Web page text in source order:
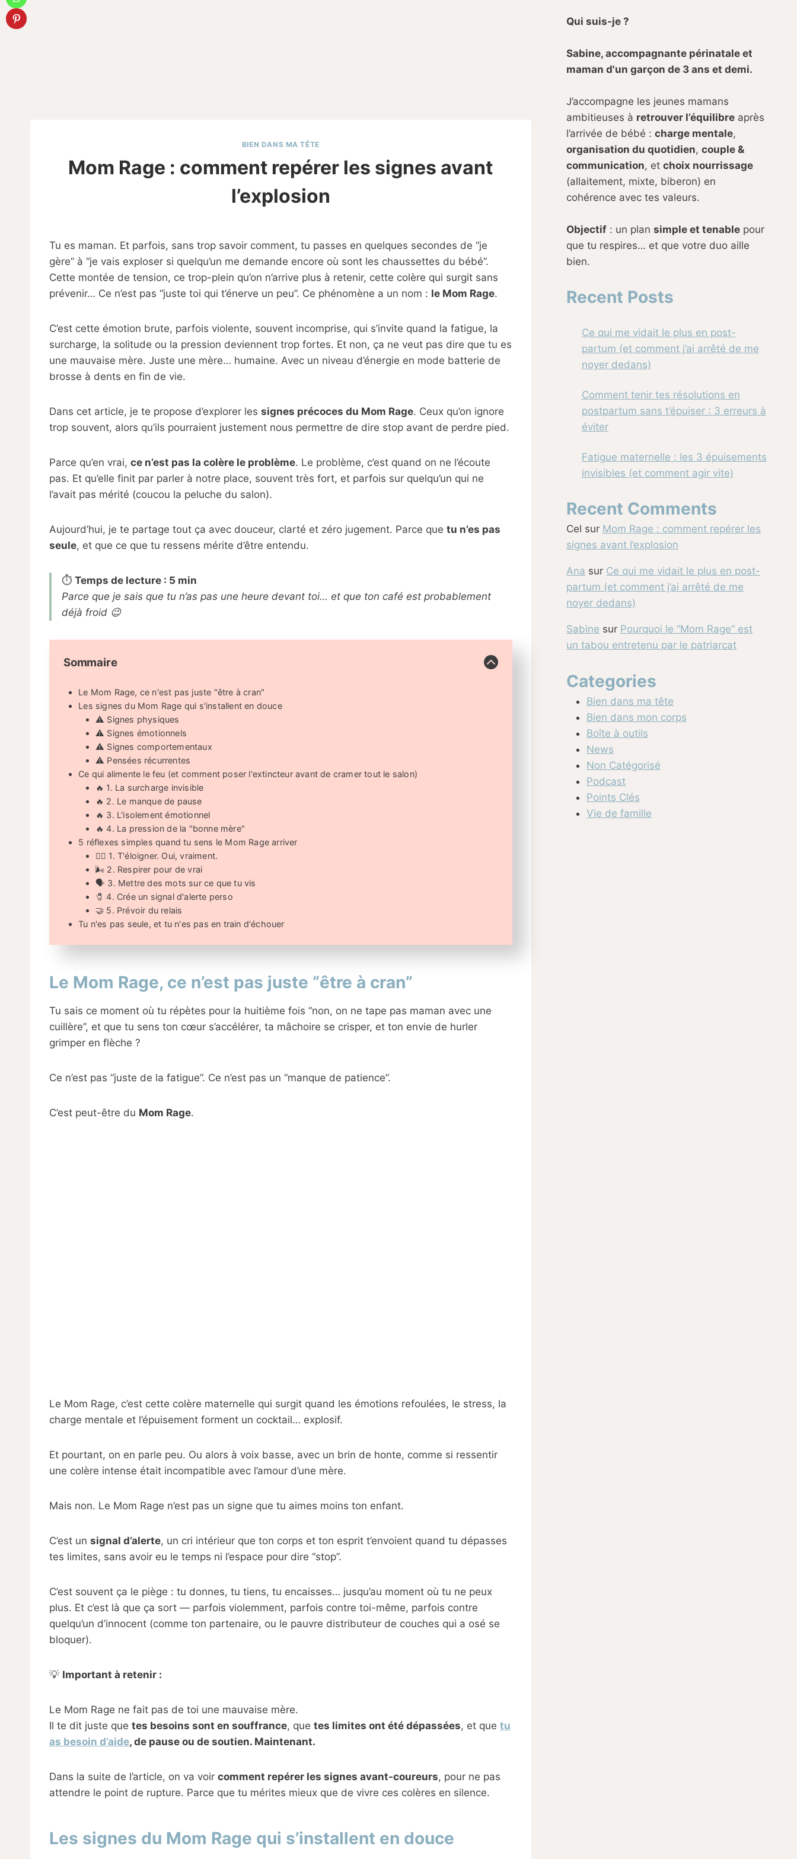
BIEN DANS MA TÊTE
Mom Rage : comment repérer les signes avant
l’explosion
Tu es maman. Et parfois, sans trop savoir comment, tu passes en quelques secondes de “je
gère” à “je vais exploser si quelqu’un me demande encore où sont les chaussettes du bébé”.
Cette montée de tension, ce trop-plein qu’on n’arrive plus à retenir, cette colère qui surgit sans
prévenir… Ce n’est pas “juste toi qui t’énerve un peu”. Ce phénomène a un nom : le Mom Rage.
C’est cette émotion brute, parfois violente, souvent incomprise, qui s’invite quand la fatigue, la
surcharge, la solitude ou la pression deviennent trop fortes. Et non, ça ne veut pas dire que tu es
une mauvaise mère. Juste une mère… humaine. Avec un niveau d’énergie en mode batterie de
brosse à dents en fin de vie.
Dans cet article, je te propose d’explorer les signes précoces du Mom Rage. Ceux qu’on ignore
trop souvent, alors qu’ils pourraient justement nous permettre de dire stop avant de perdre pied.
Parce qu’en vrai, ce n’est pas la colère le problème. Le problème, c’est quand on ne l’écoute
pas. Et qu’elle finit par parler à notre place, souvent très fort, et parfois sur quelqu’un qui ne
l’avait pas mérité (coucou la peluche du salon).
Aujourd’hui, je te partage tout ça avec douceur, clarté et zéro jugement. Parce que tu n’es pas
seule, et que ce que tu ressens mérite d’être entendu.
⏱️ Temps de lecture : 5 min
Parce que je sais que tu n’as pas une heure devant toi… et que ton café est probablement
déjà froid 😉
Sommaire
Le Mom Rage, ce n'est pas juste "être à cran"
Les signes du Mom Rage qui s'installent en douce
⚠️ Signes physiques
⚠️ Signes émotionnels
⚠️ Signes comportementaux
⚠️ Pensées récurrentes
Ce qui alimente le feu (et comment poser l'extincteur avant de cramer tout le salon)
🔥 1. La surcharge invisible
🔥 2. Le manque de pause
🔥 3. L'isolement émotionnel
🔥 4. La pression de la "bonne mère"
5 réflexes simples quand tu sens le Mom Rage arriver
🧘‍♀️ 1. T'éloigner. Oui, vraiment.
🌬 2. Respirer pour de vrai
🗣 3. Mettre des mots sur ce que tu vis
🧷 4. Crée un signal d'alerte perso
🤝 5. Prévoir du relais
Tu n'es pas seule, et tu n'es pas en train d'échouer
Le Mom Rage, ce n’est pas juste “être à cran”
Tu sais ce moment où tu répètes pour la huitième fois “non, on ne tape pas maman avec une
cuillère”, et que tu sens ton cœur s’accélérer, ta mâchoire se crisper, et ton envie de hurler
grimper en flèche ?
Ce n’est pas “juste de la fatigue”. Ce n’est pas un “manque de patience”.
C’est peut-être du Mom Rage.
Le Mom Rage, c’est cette colère maternelle qui surgit quand les émotions refoulées, le stress, la
charge mentale et l’épuisement forment un cocktail… explosif.
Et pourtant, on en parle peu. Ou alors à voix basse, avec un brin de honte, comme si ressentir
une colère intense était incompatible avec l’amour d’une mère.
Mais non. Le Mom Rage n’est pas un signe que tu aimes moins ton enfant.
C’est un signal d’alerte, un cri intérieur que ton corps et ton esprit t’envoient quand tu dépasses
tes limites, sans avoir eu le temps ni l’espace pour dire “stop”.
C’est souvent ça le piège : tu donnes, tu tiens, tu encaisses… jusqu’au moment où tu ne peux
plus. Et c’est là que ça sort — parfois violemment, parfois contre toi-même, parfois contre
quelqu’un d’innocent (comme ton partenaire, ou le pauvre distributeur de couches qui a osé se
bloquer).
💡 Important à retenir :
Le Mom Rage ne fait pas de toi une mauvaise mère.
Il te dit juste que tes besoins sont en souffrance, que tes limites ont été dépassées, et que tu
as besoin d’aide, de pause ou de soutien. Maintenant.
Dans la suite de l’article, on va voir comment repérer les signes avant-coureurs, pour ne pas
attendre le point de rupture. Parce que tu mérites mieux que de vivre ces colères en silence.
Les signes du Mom Rage qui s’installent en douce
Qui suis-je ?
Sabine, accompagnante périnatale et
maman d'un garçon de 3 ans et demi.
J’accompagne les jeunes mamans
ambitieuses à retrouver l’équilibre après
l’arrivée de bébé :charge mentale,
organisation du quotidien,couple &
communication, etchoix nourrissage
(allaitement, mixte, biberon) en
cohérence avec tes valeurs.
Objectif : un plansimple et tenable pour
que tu respires… et que votre duo aille
bien.
Recent Posts
Ce qui me vidait le plus en post-
partum (et comment j’ai arrêté de me
noyer dedans)
Comment tenir tes résolutions en
postpartum sans t’épuiser : 3 erreurs à
éviter
Fatigue maternelle : les 3 épuisements
invisibles (et comment agir vite)
Recent Comments
Cel sur Mom Rage : comment repérer les
signes avant l’explosion
Ana sur Ce qui me vidait le plus en post-
partum (et comment j’ai arrêté de me
noyer dedans)
Sabine sur Pourquoi le “Mom Rage” est
un tabou entretenu par le patriarcat
Categories
Bien dans ma tête
Bien dans mon corps
Boîte à outils
News
Non Catégorisé
Podcast
Points Clés
Vie de famille